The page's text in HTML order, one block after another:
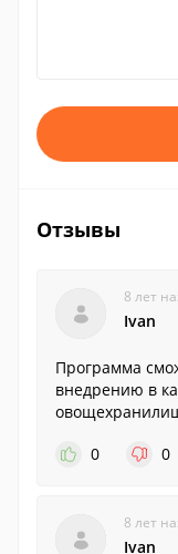
Отзывы
8 лет
Ivan
Программа
внедрению в
0
0
8 лет
Ivan